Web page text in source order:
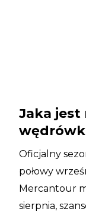
Jaka jest
Oficjalny
połowy
Mercantour
sierpnia,